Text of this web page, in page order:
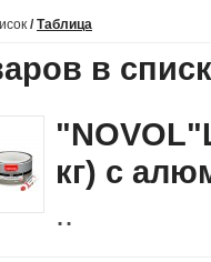
/ Таблица
в
кг) с
..